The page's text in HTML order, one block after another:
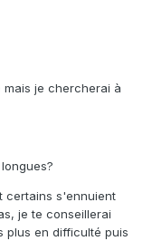
je chercherai à
certains s'ennuient
je te conseillerai
plus en difficulté puis